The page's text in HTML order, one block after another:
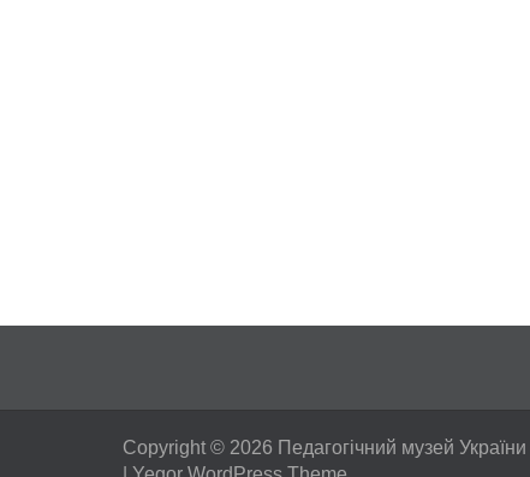
Copyright © 2026 Педагогічний музей України